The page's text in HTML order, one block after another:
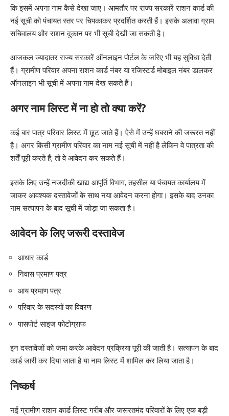
कि इसमें अपना नाम कैसे देखा जाए। आमतौर पर राज्य सरकारें राशन कार्ड की
नई सूची को पंचायत स्तर पर चिपकाकर प्रदर्शित करती हैं। इसके अलावा ग्राम
सचिवालय और राशन दुकान पर भी सूची देखी जा सकती है।
आजकल ज्यादातर राज्य सरकारें ऑनलाइन पोर्टल के जरिए भी यह सुविधा देती
हैं। ग्रामीण परिवार अपना राशन कार्ड नंबर या रजिस्टर्ड मोबाइल नंबर डालकर
ऑनलाइन भी सूची में अपना नाम देख सकते हैं।
अगर नाम लिस्ट में ना हो तो क्या करें?
कई बार पात्र परिवार लिस्ट में छूट जाते हैं। ऐसे में उन्हें घबराने की जरूरत नहीं
है। अगर किसी ग्रामीण परिवार का नाम नई सूची में नहीं है लेकिन वे पात्रता की
शर्तें पूरी करते हैं, तो वे आवेदन कर सकते हैं।
इसके लिए उन्हें नजदीकी खाद्य आपूर्ति विभाग, तहसील या पंचायत कार्यालय में
जाकर आवश्यक दस्तावेजों के साथ नया आवेदन करना होगा। इसके बाद उनका
नाम सत्यापन के बाद सूची में जोड़ा जा सकता है।
आवेदन के लिए जरूरी दस्तावेज
आधार कार्ड
निवास प्रमाण पत्र
आय प्रमाण पत्र
परिवार के सदस्यों का विवरण
पासपोर्ट साइज फोटोग्राफ
इन दस्तावेजों को जमा करके आवेदन प्रक्रिया पूरी की जाती है। सत्यापन के बाद
कार्ड जारी कर दिया जाता है या नाम लिस्ट में शामिल कर लिया जाता है।
निष्कर्ष
नई ग्रामीण राशन कार्ड लिस्ट गरीब और जरूरतमंद परिवारों के लिए एक बड़ी